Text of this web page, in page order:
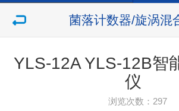
菌落计数器/旋涡混
YLS-12A YLS-12B智
仪
浏览次数： 297